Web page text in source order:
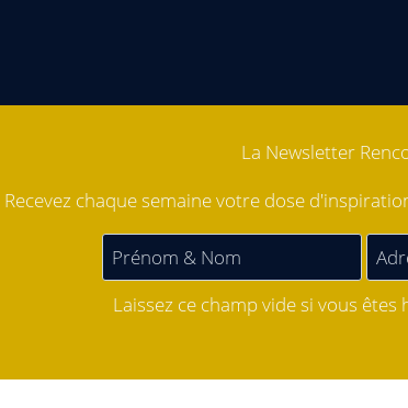
La Newsletter
Recevez chaque semaine votre dose
Laissez ce champ vide si vous êtes